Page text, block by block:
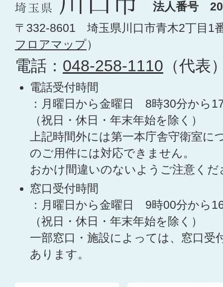
法人番号
〒332-8601 埼玉県川口市青木2丁目1
フロアマップ）
電話： 048-258-1110 （代表
電話受付時間
：月曜日から金曜日 8時30分から
（祝日・休日・年末年始を除く）
上記時間外には第一本庁舎守衛室に
のご用件には対応できません。
おかけ間違いのないようご注意くだ
窓口受付時間
：月曜日から金曜日 9時00分から
（祝日・休日・年末年始を除く）
一部窓口・施設によっては、窓口受
あります。